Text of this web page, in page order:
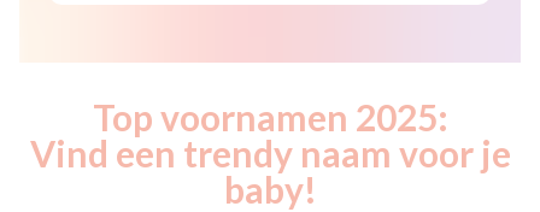
Top voornamen 2025:
Vind een trendy naam voor je
baby!